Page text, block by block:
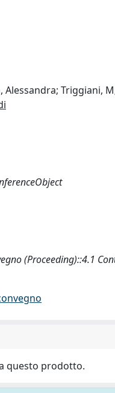
Triggiani,
(Proceeding)::4.1
questo prodotto.